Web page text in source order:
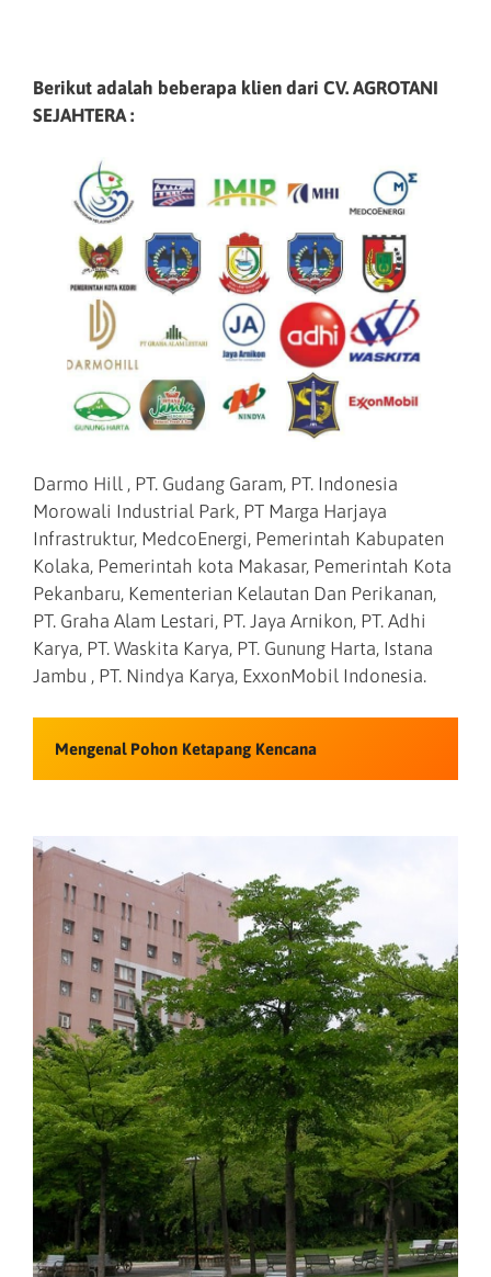
Berikut adalah beberapa klien dari CV. AGROTANI
SEJAHTERA :
Darmo Hill , PT. Gudang Garam, PT. Indonesia
Morowali Industrial Park, PT Marga Harjaya
Infrastruktur, MedcoEnergi, Pemerintah Kabupaten
Kolaka, Pemerintah kota Makasar, Pemerintah Kota
Pekanbaru, Kementerian Kelautan Dan Perikanan,
PT. Graha Alam Lestari, PT. Jaya Arnikon, PT. Adhi
Karya, PT. Waskita Karya, PT. Gunung Harta, Istana
Jambu , PT. Nindya Karya, ExxonMobil Indonesia.
Mengenal Pohon Ketapang Kencana